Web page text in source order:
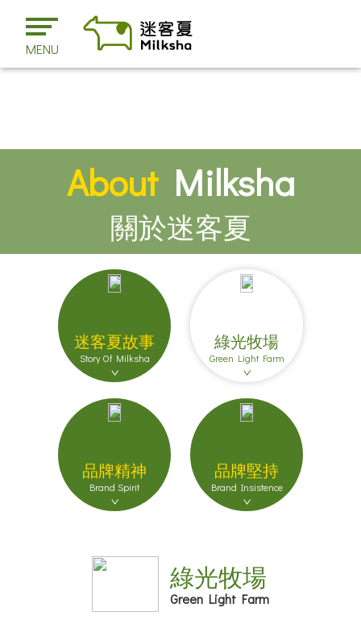
MENU
AboutMilksha
關於迷客夏
迷客夏故事
Story Of Milksha
綠光牧場
Green Light Farm
品牌精神
Brand Spirit
品牌堅持
Brand Insistence
綠光牧場
Green Light Farm